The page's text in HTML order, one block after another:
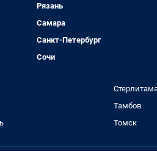
Рязань
Самара
Санкт-Петербург
Сочи
Тамбов
Томск